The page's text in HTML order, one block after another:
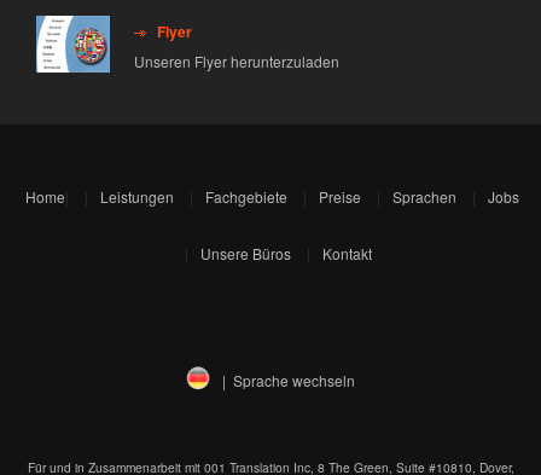
Flyer
Unseren Flyer herunterzuladen
Home Leistungen Fachgebiete Preise Sprachen Jobs
Unsere Büros Kontakt
| Sprache wechseln
Für und in Zusammenarbeit mit 001 Translation Inc, 8 The Green, Suite #10810, Dover,